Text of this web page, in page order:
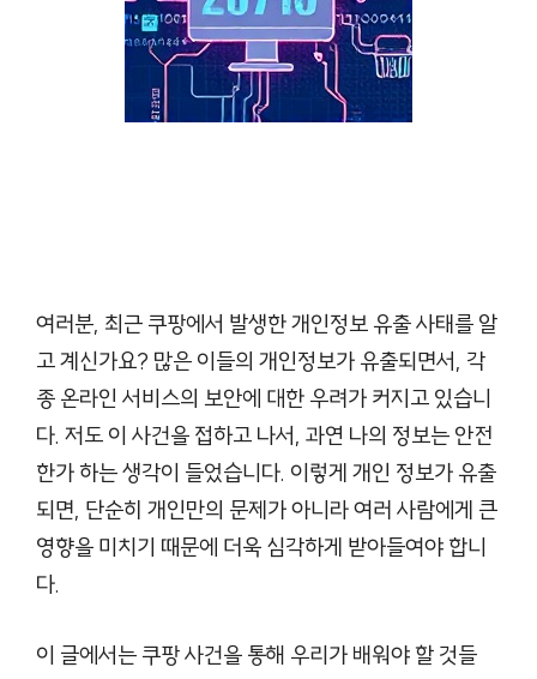
여러분, 최근 쿠팡에서 발생한 개인정보 유출 사태를 알
고 계신가요? 많은 이들의 개인정보가 유출되면서, 각
종 온라인 서비스의 보안에 대한 우려가 커지고 있습니
다. 저도 이 사건을 접하고 나서, 과연 나의 정보는 안전
한가 하는 생각이 들었습니다. 이렇게 개인 정보가 유출
되면, 단순히 개인만의 문제가 아니라 여러 사람에게 큰
영향을 미치기 때문에 더욱 심각하게 받아들여야 합니
다.
이 글에서는 쿠팡 사건을 통해 우리가 배워야 할 것들